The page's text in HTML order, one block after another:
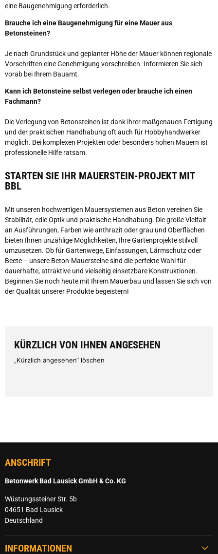
eine Baugenehmigung erforderlich.
Brauche ich eine Baugenehmigung für eine Mauer aus
Betonsteinen?
Je nach Grundstück und geplanter Höhe der Mauer können regionale
Vorschriften eine Genehmigung vorschreiben. Informieren Sie sich
vorab bei Ihrem Bauamt.
Kann ich Betonsteine selbst verlegen oder brauche ich einen
Fachmann?
Die Verlegung von Betonsteinen ist dank ihrer maßgenauen Fertigung
und der praktischen Handhabung oft auch für Hobbyhandwerker
möglich. Bei komplexen Projekten oder besonders hohen Mauern ist
professionelle Hilfe ratsam.
STARTEN SIE IHR MAUERSTEIN-PROJEKT MIT
BBL
Mit unseren hochwertigen Mauersystemen aus Beton vereinen Sie
Stabilität, edle Optik und praktische Handhabung. Die große Vielfalt
an Ausführungen, Farben wie anthrazit oder grau und Oberflächen
bieten Ihnen unzählige Möglichkeiten, Ihre Gartenprojekte stilvoll
umzusetzen. Ob für Gartenwege, Einfassungen, Lärmschutz oder
Beete – unsere Beton-Mauersteine sind die perfekte Wahl für
dauerhafte, attraktive und vielseitig einsetzbare Konstruktionen.
Beginnen Sie noch heute mit Ihrem Mauerbau und lassen Sie sich von
der Qualität unserer Produkte begeistern!
KÜRZLICH VON IHNEN ANGESEHEN
„Kürzlich angesehen“ löschen
ANSCHRIFT
Betonwerk Bad Lausick GmbH & Co. KG
Wüstungssteiner Str. 5b
04651 Bad Lausick
Deutschland
INFORMATIONEN